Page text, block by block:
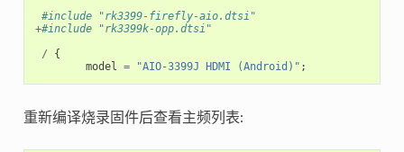
#include "rk3399-firefly-aio.dtsi"
+#include "rk3399k-opp.dtsi"
/
{
model = "AIO-3399J HDMI (Android)" ;
重新编译烧录固件后查看主频列表: